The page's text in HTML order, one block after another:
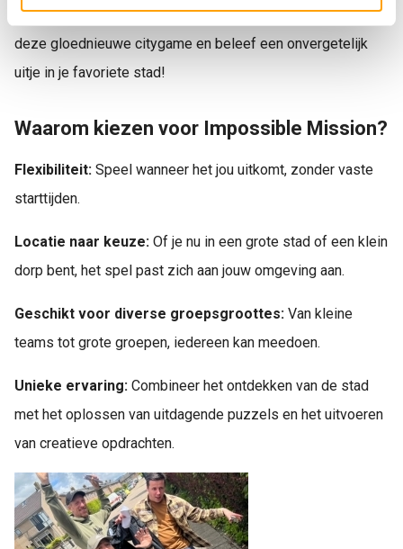
Mission niet ontbreken bij jullie volgende event? Bestel
deze gloednieuwe citygame en beleef een onvergetelijk
uitje in je favoriete stad!
Waarom kiezen voor Impossible Mission?
Flexibiliteit: Speel wanneer het jou uitkomt, zonder vaste
starttijden.
Locatie naar keuze: Of je nu in een grote stad of een klein
dorp bent, het spel past zich aan jouw omgeving aan.
Geschikt voor diverse groepsgroottes: Van kleine
teams tot grote groepen, iedereen kan meedoen.
Unieke ervaring: Combineer het ontdekken van de stad
met het oplossen van uitdagende puzzels en het uitvoeren
van creatieve opdrachten.